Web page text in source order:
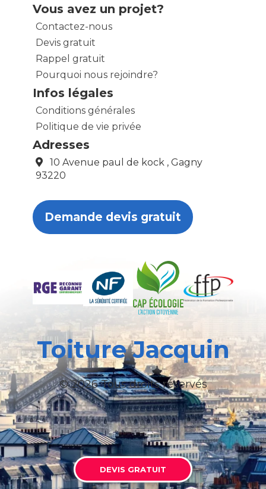
Vous avez un projet?
Contactez-nous
Devis gratuit
Rappel gratuit
Pourquoi nous rejoindre?
Infos légales
Conditions générales
Politique de vie privée
Adresses
10 Avenue paul de kock , Gagny
93220
Demande devis gratuit
Toiture Jacquin
© 2026 Tous droits réservés
DEVIS GRATUIT